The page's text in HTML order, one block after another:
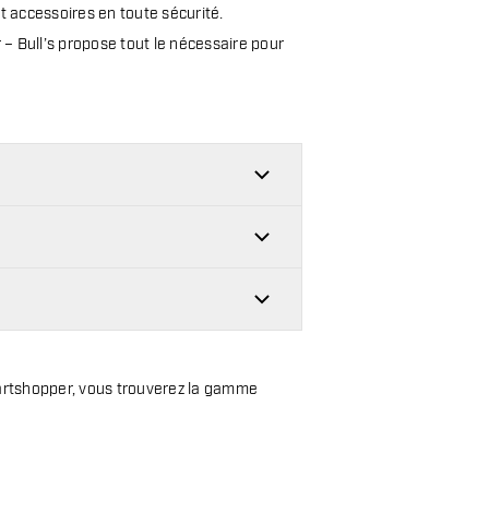
en toute sécurité.
Bull’s propose tout le nécessaire pour
vous trouverez la gamme